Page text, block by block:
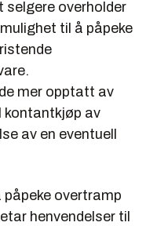
selgere overholder
til å påpeke
mer opptatt av
kontantkjøp av
av en eventuell
overtramp
henvendelser til